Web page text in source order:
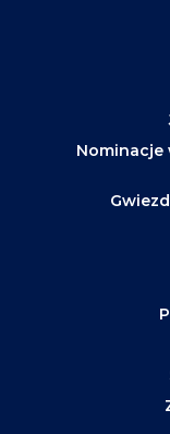
Nominacje